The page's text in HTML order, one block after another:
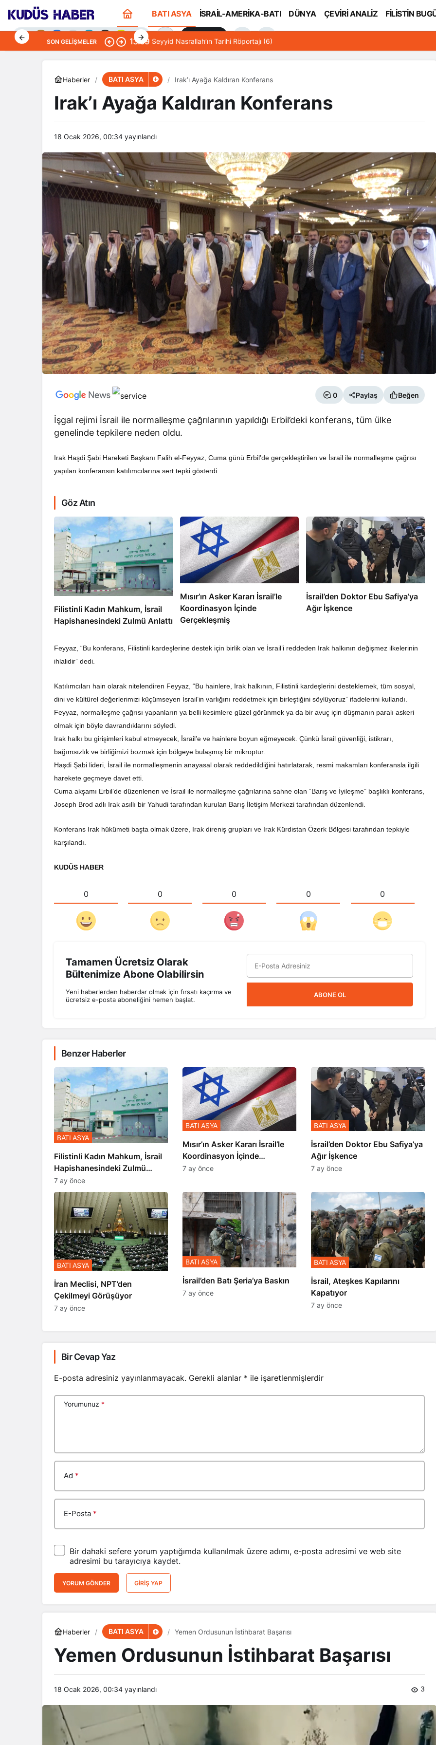
BATI ASYA İSRAİL-AMERİKA-BATI DÜNYA ÇEVİRİ ANALİZ FİLİSTİN
Gündüz Modu
Gece modunu seçin.
Sistem Modu
Sistem modunu seçin.
SON GELIŞMELER 13:09 Seyyid Nasrallah’ın Tarihi Röportajı (6)
Haberler BATI ASYA Irak’ı Ayağa Kaldıran Konferans
Irak’ı Ayağa Kaldıran Konferans
18 Ocak 2026, 00:34 yayınlandı
0 Paylaş Beğen
İşgal rejimi İsrail ile normalleşme çağrılarının yapıldığı Erbil’deki konferans, tüm ülke
genelinde tepkilere neden oldu.
Irak Haşdi Şabi Hareketi Başkanı Falih el-Feyyaz, Cuma günü Erbil’de gerçekleştirilen ve İsrail ile normalleşme çağrısı
yapılan konferansın katılımcılarına sert tepki gösterdi.
Göz Atın
Filistinli Kadın Mahkum, İsrail
Hapishanesindeki Zulmü Anlattı
Mısır’ın Asker Kararı İsrail’le
Koordinasyon İçinde
Gerçekleşmiş
İsrail’den Doktor Ebu Safiya’ya
Ağır İşkence
Feyyaz, “Bu konferans, Filistinli kardeşlerine destek için birlik olan ve İsrail’i reddeden Irak halkının değişmez ilkelerinin
ihlalidir” dedi.
Katılımcıları hain olarak nitelendiren Feyyaz, “Bu hainlere, Irak halkının, Filistinli kardeşlerini desteklemek, tüm sosyal,
dini ve kültürel değerlerimizi küçümseyen İsrail’in varlığını reddetmek için birleştiğini söylüyoruz” ifadelerini kullandı.
Feyyaz, normalleşme çağrısı yapanların ya belli kesimlere güzel görünmek ya da bir avuç için düşmanın paralı askeri
olmak için böyle davrandıklarını söyledi.
Irak halkı bu girişimleri kabul etmeyecek, İsrail’e ve hainlere boyun eğmeyecek. Çünkü İsrail güvenliği, istikrarı,
bağımsızlık ve birliğimizi bozmak için bölgeye bulaşmış bir mikroptur.
Haşdi Şabi lideri, İsrail ile normalleşmenin anayasal olarak reddedildiğini hatırlatarak, resmi makamları konferansla ilgili
harekete geçmeye davet etti.
Cuma akşamı Erbil’de düzenlenen ve İsrail ile normalleşme çağrılarına sahne olan “Barış ve İyileşme” başlıklı konferans,
Joseph Brod adlı Irak asıllı bir Yahudi tarafından kurulan Barış İletişim Merkezi tarafından düzenlendi.
Konferans Irak hükümeti başta olmak üzere, Irak direniş grupları ve Irak Kürdistan Özerk Bölgesi tarafından tepkiyle
karşılandı.
KUDÜS HABER
0 0 0 0 0
Tamamen Ücretsiz Olarak
Bültenimize Abone Olabilirsin
Yeni haberlerden haberdar olmak için fırsatı kaçırma ve
ücretsiz e-posta aboneliğini hemen başlat.
ABONE OL
Benzer Haberler
Filistinli Kadın Mahkum, İsrail
Hapishanesindeki Zulmü
Anlattı
BATI ASYA
7 ay önce
Mısır’ın Asker Kararı İsrail’le
Koordinasyon İçinde
Gerçekleşmiş
BATI ASYA
7 ay önce
İsrail’den Doktor Ebu Safiya’ya
Ağır İşkence
BATI ASYA
7 ay önce
İran Meclisi, NPT’den
Çekilmeyi Görüşüyor
BATI ASYA
7 ay önce
​​​​​​​İsrail’den Batı Şeria’ya Baskın
BATI ASYA
7 ay önce
İsrail, Ateşkes Kapılarını
Kapatıyor
BATI ASYA
7 ay önce
Bir Cevap Yaz
E-posta adresiniz yayınlanmayacak. Gerekli alanlar * ile işaretlenmişlerdir
Yorumunuz *
Ad *
E-Posta *
Bir dahaki sefere yorum yaptığımda kullanılmak üzere adımı, e-posta adresimi ve web site
adresimi bu tarayıcıya kaydet.
YORUM GÖNDER GIRIŞ YAP
Muhalif Din Adamı 6
yıldır Tutuklu
Süleymani’nin Kanı Direnişin
Damarlarında Akıyor
Nasrallah: İsrail’in Tamamını
Vuracak Güçteyiz
Haberler BATI ASYA Yemen Ordusunun İstihbarat Başarısı
Yemen Ordusunun İstihbarat Başarısı
18 Ocak 2026, 00:34 yayınlandı 3